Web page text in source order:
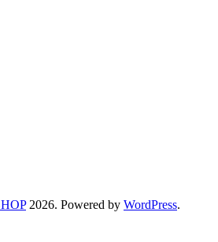
2026. Powered by WordPress.